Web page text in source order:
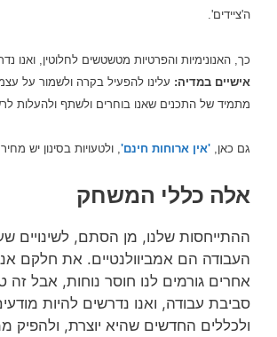
ה'ציידים'.
כך, האנונימיות והפרטיות מטשטשים לחלוטין, ואנו
אישיים במדיה: עלינו להפעיל בקרה ולשמור על
מתמיד של התכנים שאנו בוחרים ולשתף ולהעלות
גם כאן, 'אין ארוחות חינם', ולטעויות בסינון יש
אלה כללי המשחק
ההתייחסות שלנו, מן הסתם, לשינויים
העבודה הם אמביוולנטיים. את חלקם
אחרים גורמים לנו חוסר נוחות, אבל
סביבת עבודה, ואנו נדרשים להיות
ולכללים החדשים שהיא יוצרת, ולהפיק